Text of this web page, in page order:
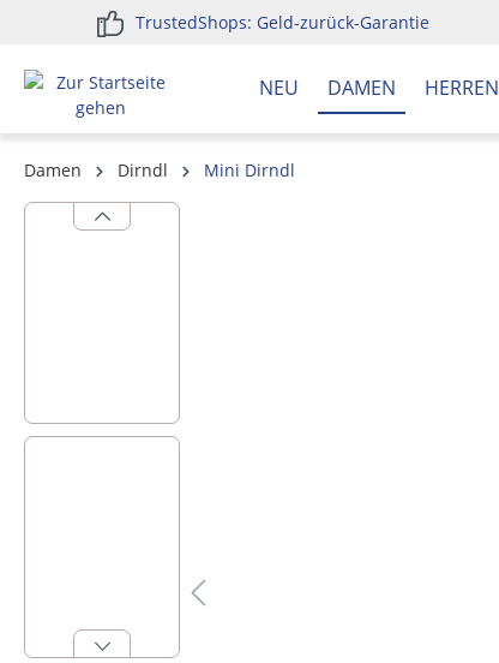
Zur Hauptnavigation springen
TrustedShops: Geld-zurück-Garantie
NEU DAMEN HERREN
Damen Dirndl
Mini Dirndl
Bildergalerie überspringen